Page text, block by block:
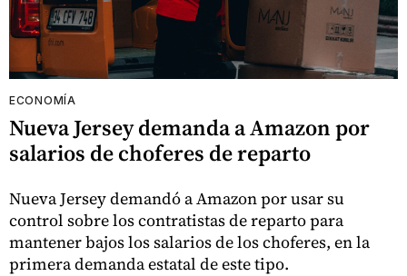
ECONOMÍA
Nueva Jersey demanda a Amazon por
salarios de choferes de reparto
Nueva Jersey demandó a Amazon por usar su
control sobre los contratistas de reparto para
mantener bajos los salarios de los choferes, en la
primera demanda estatal de este tipo.